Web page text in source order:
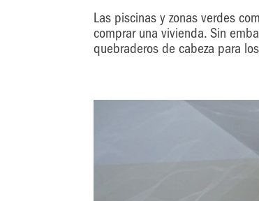
Las piscinas y zonas verdes
comprar una vivienda. Sin
quebraderos de cabeza para